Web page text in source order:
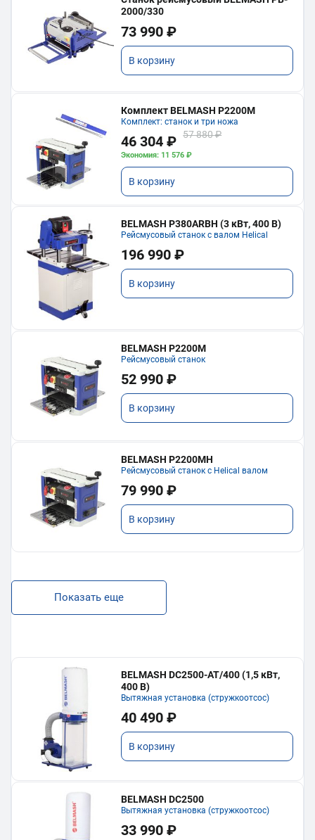
2000/330
73 990 ₽
В корзину
Комплект BELMASH P2200M
Комплект: станок и три ножа
46 304 ₽ 57 880 ₽
Экономия: 11 576 ₽
В корзину
BELMASH P380ARBH (3 кВт, 400 В)
Рейсмусовый станок с валом Helical
196 990 ₽
В корзину
BELMASH P2200M
Рейсмусовый станок
52 990 ₽
В корзину
BELMASH P2200MH
Рейсмусовый станок с Helical валом
79 990 ₽
В корзину
Показать еще
BELMASH DC2500-AT/400 (1,5 кВт,
400 В)
Вытяжная установка (стружкоотсос)
40 490 ₽
В корзину
BELMASH DC2500
Вытяжная установка (стружкоотсос)
33 990 ₽